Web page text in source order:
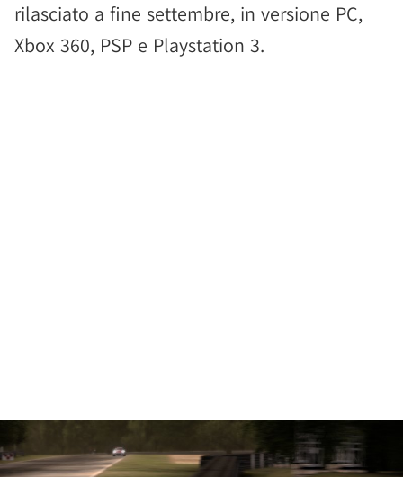
rilasciato a fine settembre, in versione PC,
Xbox 360, PSP e Playstation 3.